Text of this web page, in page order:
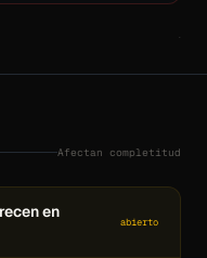
Afectan completitud
en
abierto